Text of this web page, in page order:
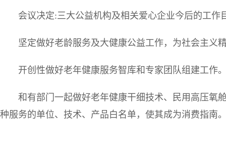
会议决定:三大公益机构及相关爱心企业今后的工作
坚定做好老龄服务及大健康公益工作，为社会主义
开创性做好老年健康服务智库和专家团队组建工作
和有部门一起做好老年健康干细技术、民用高压氧
种服务的单位、技术、产品白名单，使其成为消费指南